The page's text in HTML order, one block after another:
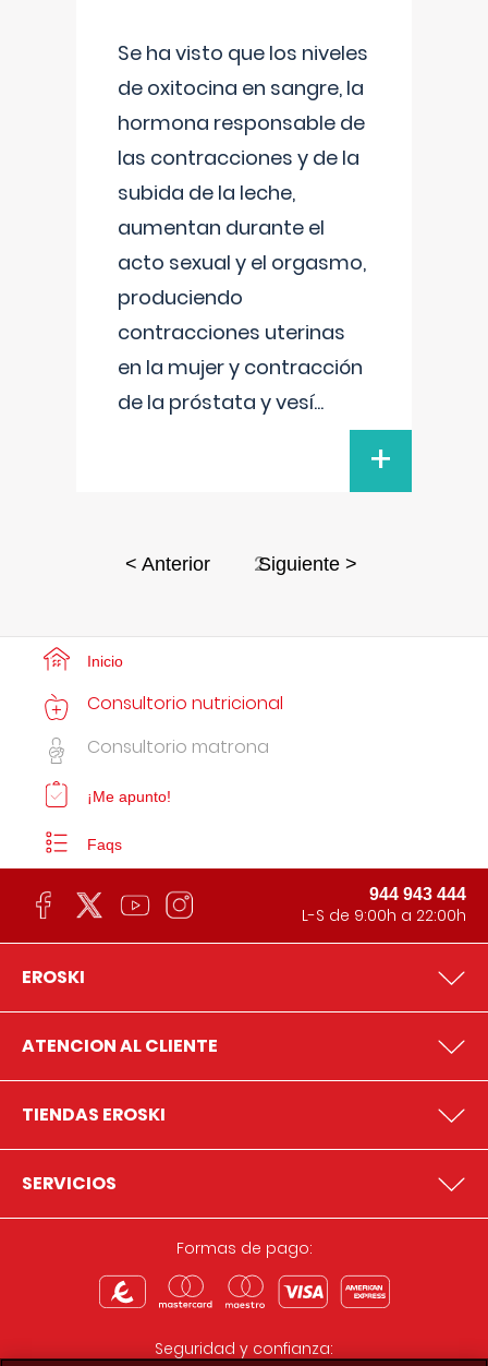
Se ha visto que los niveles
de oxitocina en sangre, la
hormona responsable de
las contracciones y de la
subida de la leche,
aumentan durante el
acto sexual y el orgasmo,
produciendo
contracciones uterinas
en la mujer y contracción
de la próstata y vesí...
+
< Anterior 2Siguiente >
Inicio
Consultorio nutricional
Consultorio matrona
¡Me apunto!
Faqs
944 943 444
L-S de 9:00h a 22:00h
EROSKI
ATENCION AL CLIENTE
TIENDAS EROSKI
SERVICIOS
Formas de pago:
Seguridad y confianza: